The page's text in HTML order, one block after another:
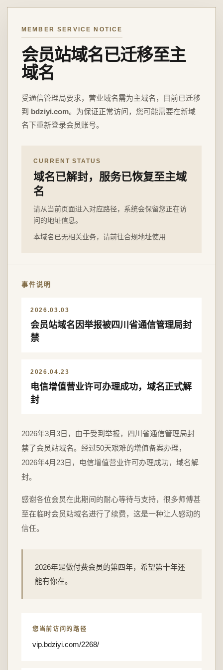
MEMBER SERVICE NOTICE
会员站域名已迁移至主
域名
受通信管理局要求，营业域名需为主域名，目前已迁移
到 bdziyi.com。为保证正常访问，您可能需要在新域
名下重新登录会员账号。
CURRENT STATUS
域名已解封，服务已恢复至主域
名
请从当前页面进入对应路径，系统会保留您正在访
问的地址信息。
本域名已无相关业务，请前往合规地址使用
事件说明
2026.03.03
会员站域名因举报被四川省通信管理局封
禁
2026.04.23
电信增值营业许可办理成功，域名正式解
封
2026年3月3日，由于受到举报，四川省通信管理局封
禁了会员站域名。经过50天艰难的增值备案办理，
2026年4月23日，电信增值营业许可办理成功，域名解
封。
感谢各位会员在此期间的耐心等待与支持，很多师傅甚
至在临时会员站域名进行了续费，这是一种让人感动的
信任。
2026年是做付费会员的第四年，希望第十年还
能有你在。
您当前访问的路径
vip.bdziyi.com/2268/